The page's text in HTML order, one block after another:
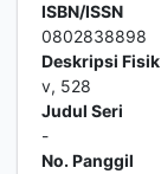
ISBN/ISSN
0802838898
Deskripsi Fisik
v, 528
Judul Seri
-
No. Panggil